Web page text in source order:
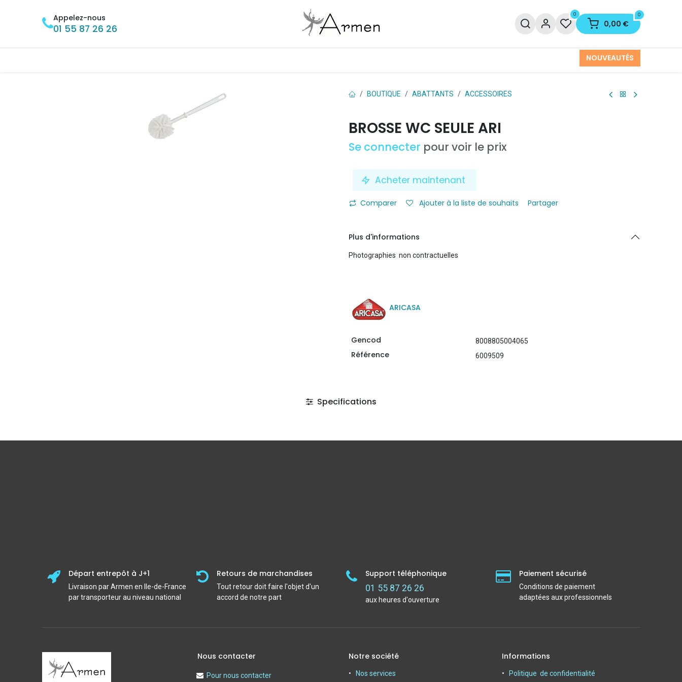
Appelez-nous
01 55 87 26 26
0 0
0,00 €
NOUVEAUTÉS
BOUTIQUE ABATTANTS ACCESSOIRES
BROSSE WC SEULE ARI
Se connecter pour voir le prix
Acheter maintenant
Comparer Ajouter à la liste de souhaits Partager
Plus d'informations
Photographies non contractuelles
ARICASA
Gencod 8008805004065
Référence 6009509
Specifications
Départ entrepôt à J+1
Livraison par Armen en Ile-de-France
par transporteur au niveau national
Retours de marchandises
Tout retour doit faire l'objet d'un
accord de notre part
Support téléphonique
01 55 87 26 26
aux heures d'ouverture
Paiement sécurisé
Conditions de paiement
adaptées aux professionnels
Nous contacter
Pour nous contacter
Notre société
Nos services
Informations
Politique de confidentialité